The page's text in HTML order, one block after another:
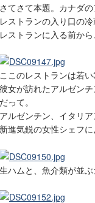
さてさて本題。カナダ
レストランの入り口の
レストランに入る前か
ここのレストランは若
彼女が訪れたアルゼン
だって。
アルゼンチン、イタリ
新進気鋭の女性シェフ
生ハムと、魚介類が並